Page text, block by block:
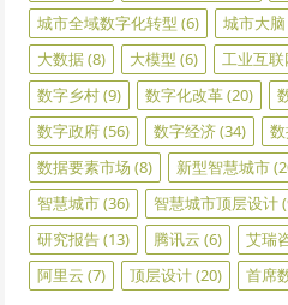
城市全域数字化转型 (6) 城市大脑
大数据(8) 大模型 (6) 工业互联
数字乡村(9) 数字化改革(20)
数字政府(56) 数字经济(34)
数据要素市场 (8) 新型智慧城市
智慧城市(36) 智慧城市顶层设计
研究报告(13) 腾讯云 (6) 艾瑞
阿里云 (7) 顶层设计(20) 首席